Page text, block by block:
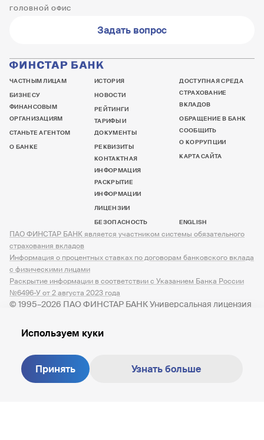
ГОЛОВНОЙ ОФИС
Задать вопрос
ЧАСТНЫМ ЛИЦАМ
БИЗНЕСУ
ФИНАНСОВЫМ
ОРГАНИЗАЦИЯМ
СТАНЬТЕ АГЕНТОМ
О БАНКЕ
ИСТОРИЯ
НОВОСТИ
РЕЙТИНГИ
ТАРИФЫ И
ДОКУМЕНТЫ
РЕКВИЗИТЫ
КОНТАКТНАЯ
ИНФОРМАЦИЯ
РАСКРЫТИЕ
ИНФОРМАЦИИ
ЛИЦЕНЗИИ
БЕЗОПАСНОСТЬ
ДОСТУПНАЯ СРЕДА
СТРАХОВАНИЕ
ВКЛАДОВ
ОБРАЩЕНИЕ В БАНК
СООБЩИТЬ
О КОРРУПЦИИ
КАРТА САЙТА
ENGLISH
© 1995–2026 ПАО ФИНСТАР БАНК Универсальная лицензия
ПАО ФИНСТАР БАНК является участником системы обязательного
страхования вкладов
Информация о процентных ставках по договорам банковского вклада
с физическими лицами
Раскрытие информации в соответствии с Указанием Банка России
№6496-У от 2 августа 2023 года
Создание сайта — M18
Используем куки
Принять Узнать больше